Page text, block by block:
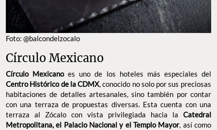
Foto: @balcondelzocalo
Círculo Mexicano
Círculo Mexicanoes uno de los hoteles más especiales del
Centro Histórico de la CDMX, conocido no solo por sus preciosas
habitaciones de detalles artesanales, sino también por contar
con una terraza de propuestas diversas. Esta cuenta con una
terraza al Zócalo con vista privilegiada hacia la Catedral
Metropolitana, el Palacio Nacional y el Templo Mayor, así como